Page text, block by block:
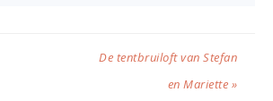
De tentbruiloft van Stefan
en Mariette »